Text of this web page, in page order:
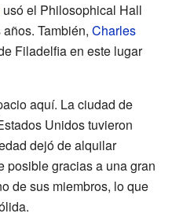
usó el Philosophical Hall
También, Charles
Filadelfia en este lugar
aquí. La ciudad de
Unidos tuvieron
dejó de alquilar
posible gracias a una gran
de sus miembros, lo que